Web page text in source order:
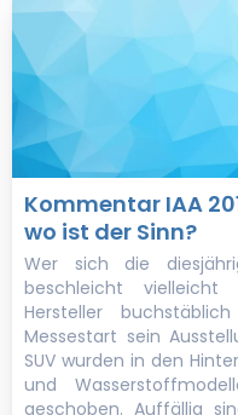
Kommentar IAA
wo ist der Sinn?
Wer sich die
beschleicht
Hersteller
Messestart sein
SUV wurden in den
und
geschoben. Auffällig